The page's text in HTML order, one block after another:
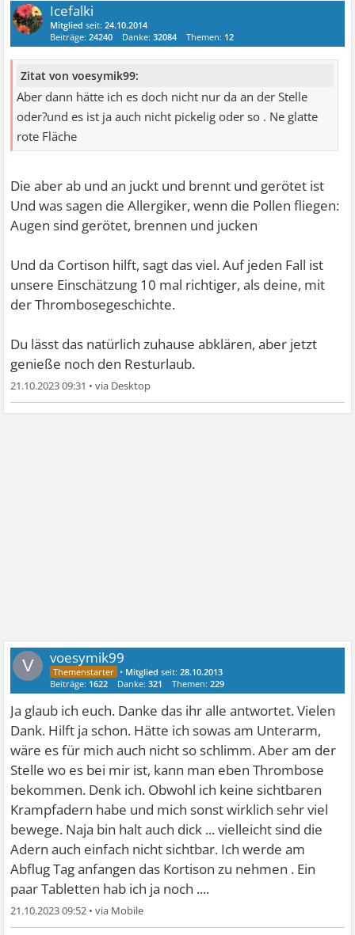
Icefalki
Mitglied seit:24.10.2014
Beiträge:24240 Danke:32084 Themen: 12
Zitat von voesymik99:
Aber dann hätte ich es doch nicht nur da an der Stelle
oder?und es ist ja auch nicht pickelig oder so . Ne glatte
rote Fläche
Die aber ab und an juckt und brennt und gerötet ist
Und was sagen die Allergiker, wenn die Pollen fliegen:
Augen sind gerötet, brennen und jucken
Und da Cortison hilft, sagt das viel. Auf jeden Fall ist
unsere Einschätzung 10 mal richtiger, als deine, mit
der Thrombosegeschichte.
Du lässt das natürlich zuhause abklären, aber jetzt
genieße noch den Resturlaub.
21.10.2023 09:31 •
V voesymik99
• Mitglied seit:28.10.2013
Beiträge: 1622 Danke:321 Themen:229
Ja glaub ich euch. Danke das ihr alle antwortet. Vielen
Dank. Hilft ja schon. Hätte ich sowas am Unterarm,
wäre es für mich auch nicht so schlimm. Aber am der
Stelle wo es bei mir ist, kann man eben Thrombose
bekommen. Denk ich. Obwohl ich keine sichtbaren
Krampfadern habe und mich sonst wirklich sehr viel
bewege. Naja bin halt auch dick ... vielleicht sind die
Adern auch einfach nicht sichtbar. Ich werde am
Abflug Tag anfangen das Kortison zu nehmen . Ein
paar Tabletten hab ich ja noch ....
21.10.2023 09:52 •